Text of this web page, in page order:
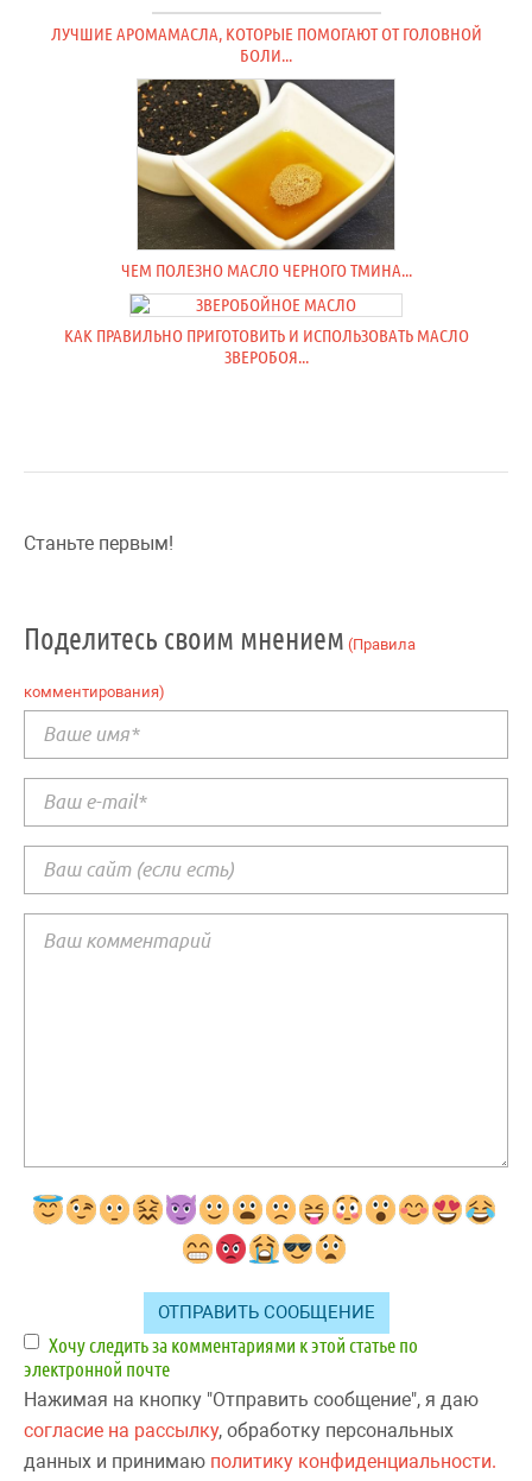
ЛУЧШИЕ АРОМАМАСЛА, КОТОРЫЕ ПОМОГАЮТ ОТ ГОЛОВНОЙ
БОЛИ...
ЧЕМ ПОЛЕЗНО МАСЛО ЧЕРНОГО ТМИНА...
КАК ПРАВИЛЬНО ПРИГОТОВИТЬ И ИСПОЛЬЗОВАТЬ МАСЛО
ЗВЕРОБОЯ...
Станьте первым!
Поделитесь своим мнением (Правила
комментирования)
Хочу следить за комментариями к этой статье по
электронной почте
Нажимая на кнопку "Отправить сообщение", я даю
согласие на рассылку, обработку персональных
данных и принимаю политику конфиденциальности.